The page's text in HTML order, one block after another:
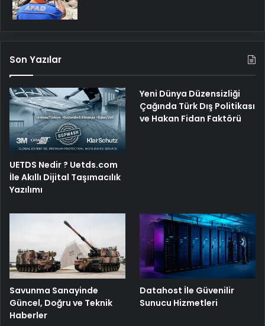
Son Yazılar
UETDS Nedir ? Uetds.com
İle Akıllı Dijital Taşımacılık
Yazılımı
Yeni Dünya Düzensizliği
Çağında Türk Dış Politikası
ve Hakan Fidan Faktörü
Savunma Sanayinde
Güncel, Doğru ve Teknik
Haberler
Datahost İle Güvenilir
Sunucu Hizmetleri